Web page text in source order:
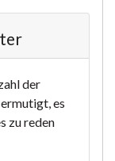
der
es
zu reden